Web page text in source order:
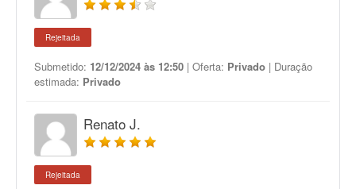
Rejeitada
Submetido: 12/12/2024 às 12:50 | Oferta: Privado | Duração
estimada: Privado
Renato J.
Rejeitada